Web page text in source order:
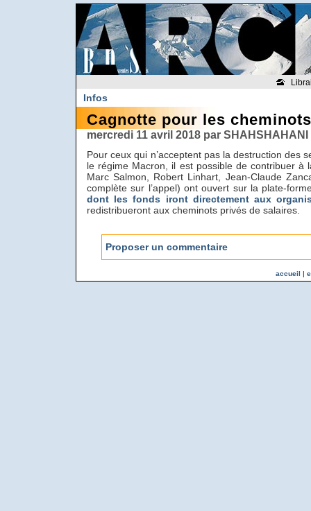
Infos
Cagnotte pour les
mercredi 11 avril 2018 par
Pour ceux qui n’acceptent pas la destruction des
le régime Macron, il est possible de contribuer à
Marc Salmon, Robert Linhart, Jean-Claude
complète sur l’appel) ont ouvert sur la plate-
dont les fonds iront directement aux
redistribueront aux cheminots privés de salaires.
Proposer un commentaire
accueil |